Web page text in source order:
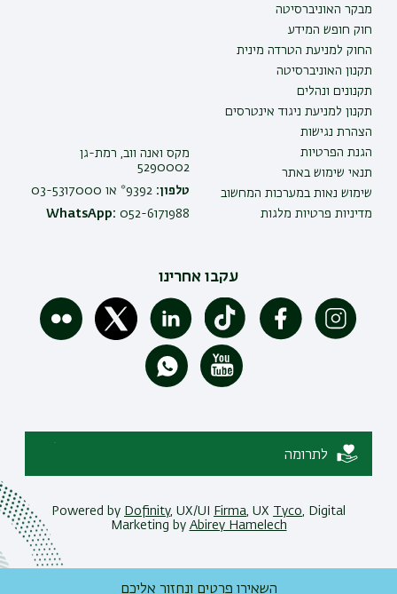
מבקר האוניברסיטה
חוק חופש המידע
החוק למניעת הטרדה מינית
תקנון האוניברסיטה
תקנונים ונהלים
תקנון למניעת ניגוד אינטרסים
הצהרת נגישות
הגנת הפרטיות
תנאי שימוש באתר
שימוש נאות במערכות המחשוב
מדיניות פרטיות מלגות
מקס ואנה ווב, רמת-גן
5290002
טלפון:
WhatsApp: 052-6171988
עקבו אחרינו
לתרומה
Powered by Dofinity, UX/UI Firma , UX Tyco , Digital
Marketing by Abirey Hamelech
השאירו פרטים ונחזור אליכם